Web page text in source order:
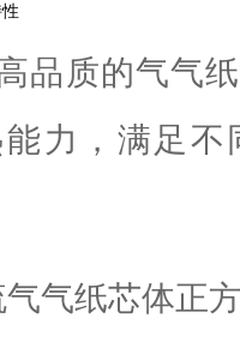
品质的气气
力，满足不